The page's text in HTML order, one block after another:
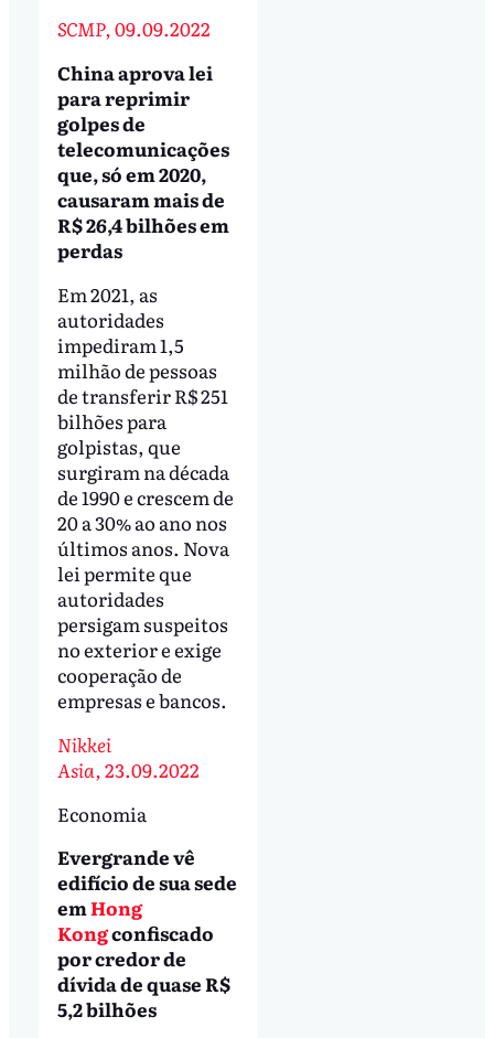
SCMP,09.09.2022
China aprova lei
para reprimir
golpes de
telecomunicações
que, só em 2020,
causaram mais de
R$ 26,4 bilhões em
perdas
Em 2021, as
autoridades
impediram 1,5
milhão de pessoas
de transferir R$ 251
bilhões para
golpistas, que
surgiram na década
de 1990 e crescem de
20 a 30% ao ano nos
últimos anos. Nova
lei permite que
autoridades
persigam suspeitos
no exterior e exige
cooperação de
empresas e bancos.
Nikkei
Asia, 23.09.2022
Economia
Evergrande vê
edifício de sua sede
emHong
Kongconfiscado
por credor de
dívida de quase R$
5,2 bilhões